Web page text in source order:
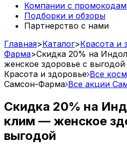
Компании с
Подборки и обзоры
Партнерство с нами
Главная>Каталог>Красота и
Фарма>Скидка 20% на
женское здоровье с выгодой
Красота и здоровье Все
Самсон-Фарма Все акции
Скидка 20% на
клим — женское
выгодой